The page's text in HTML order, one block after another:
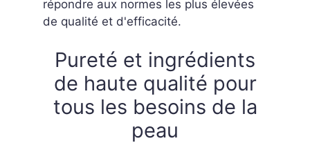
répondre aux normes les plus élevées
de qualité et d'efficacité.
Pureté et ingrédients
de haute qualité pour
tous les besoins de la
peau